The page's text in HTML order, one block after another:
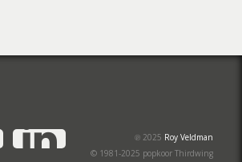
Facebook Instagram LinkedIn
℗ 2025 Roy Veldman
© 1981-2025 popkoor Thirdwing